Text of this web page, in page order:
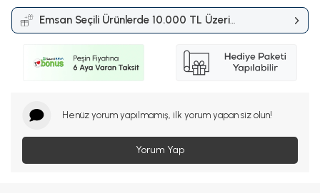
Emsan Seçili Ürünlerde 10.000 TL Üzeri
Alışverişlerde 1.500 TL İndirimKampanyası
Henüz yorum yapılmamış, ilk yorum yapan siz olun!
Yorum Yap